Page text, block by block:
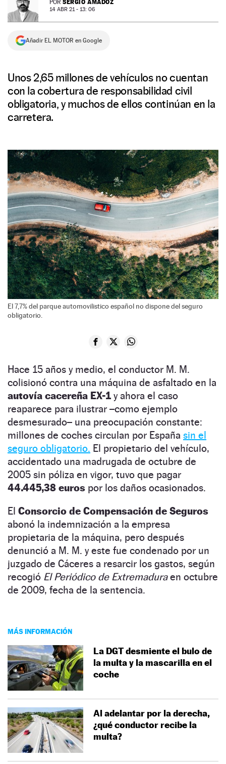
NEWSLETTER
SÍGUENOS
POR SERGIO AMADOZ
14 ABR 21 - 13: 06
Añadir EL MOTOR en Google
Unos 2,65 millones de vehículos no cuentan
con la cobertura de responsabilidad civil
obligatoria, y muchos de ellos continúan en la
carretera.
El 7,7% del parque automovilistico español no dispone del seguro
obligatorio.
Hace 15 años y medio, el conductor M. M.
colisionó contra una máquina de asfaltado en la
autovía cacereña EX-1 y ahora el caso
reaparece para ilustrar –como ejemplo
desmesurado– una preocupación constante:
millones de coches circulan por España sin el
seguro obligatorio. El propietario del vehículo,
accidentado una madrugada de octubre de
2005 sin póliza en vigor, tuvo que pagar
44.445,38 euros por los daños ocasionados.
El Consorcio de Compensación de Seguros
abonó la indemnización a la empresa
propietaria de la máquina, pero después
denunció a M. M. y este fue condenado por un
juzgado de Cáceres a resarcir los gastos, según
recogió El Periódico de Extremaduraen octubre
de 2009, fecha de la sentencia.
MÁS INFORMACIÓN
La DGT desmiente el bulo de
la multa y la mascarilla en el
coche
Al adelantar por la derecha,
¿qué conductor recibe la
multa?